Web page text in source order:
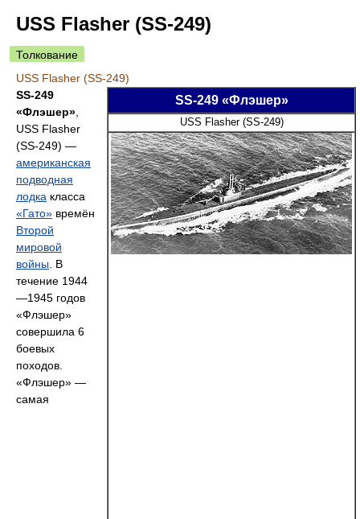
USS Flasher (SS-249)
Толкование
USS Flasher (SS-249)
SS-249 «Флэшер»
USS Flasher (SS-249)
SS-249
«Флэшер»
USS Flasher
(SS-249) —
американская
подводная
лодка класса
«Гато» времён
Второй
мировой
войны . В
течение 1944
—1945 годов
«Флэшер»
совершила 6
боевых
походов.
«Флэшер» —
самая